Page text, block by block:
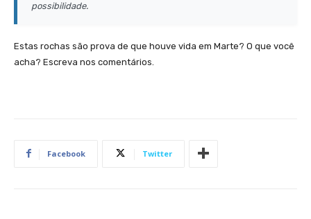
possibilidade.
Estas rochas são prova de que houve vida em Marte? O que você
acha? Escreva nos comentários.
Facebook Twitter